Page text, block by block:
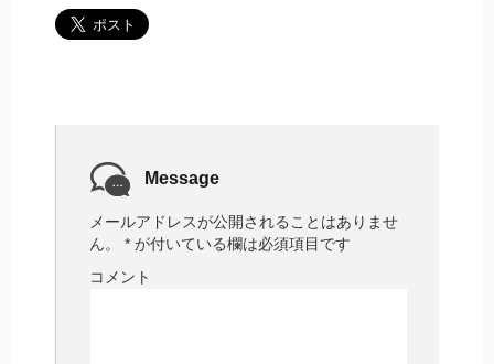
Message
メールアドレスが公開されることはありませ
ん。
* が付いている欄は必須項目です
コメント